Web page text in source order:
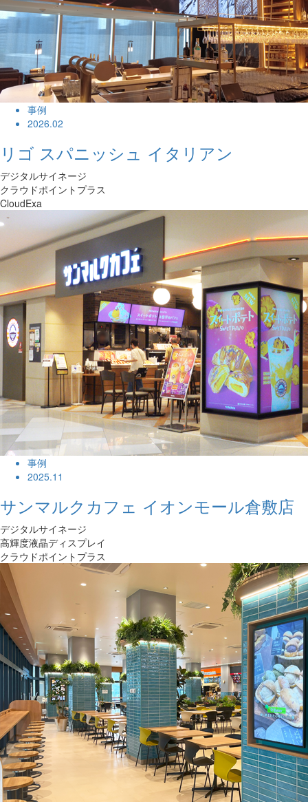
事例
2026.02
リゴ スパニッシュ イタリアン
デジタルサイネージ
クラウドポイントプラス
CloudExa
事例
2025.11
サンマルクカフェ イオンモール倉敷店
デジタルサイネージ
高輝度液晶ディスプレイ
クラウドポイントプラス